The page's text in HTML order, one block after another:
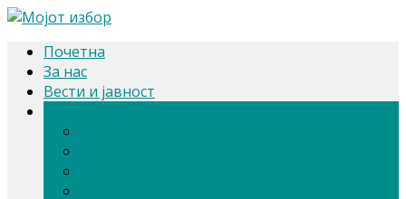
Почетна
За нас
Вести и јавност